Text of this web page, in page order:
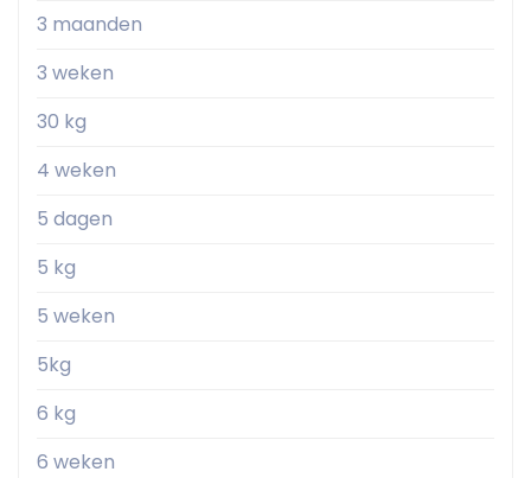
3 maanden
3 weken
30 kg
4 weken
5 dagen
5 kg
5 weken
5kg
6 kg
6 weken